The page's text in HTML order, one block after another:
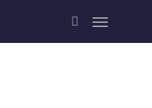
search
Menu